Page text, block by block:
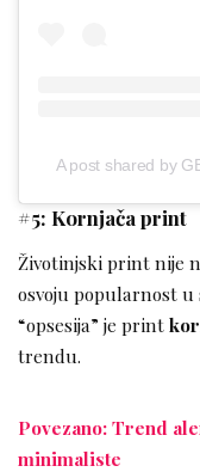
A post shared by
#5: Kornjača print
Životinjski print nije
osvoju popularnost
“opsesija” je print
trendu.
Povezano: Trend
minimaliste